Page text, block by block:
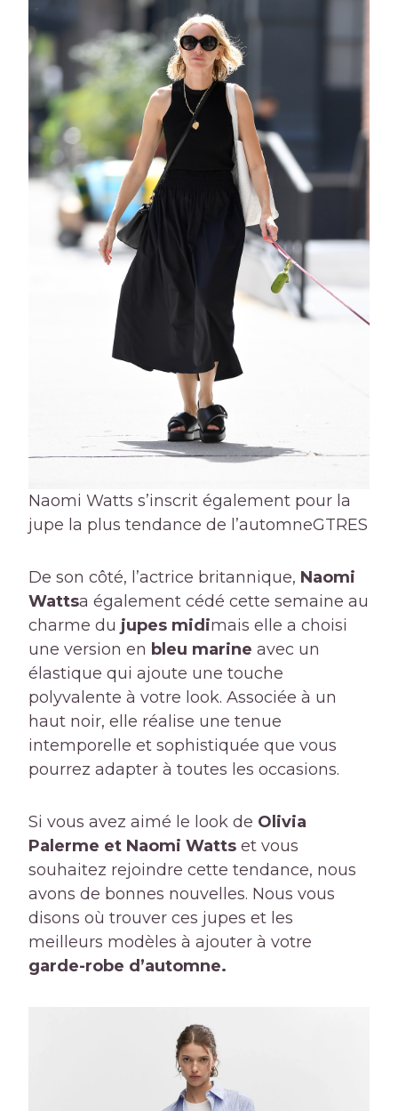
Naomi Watts s’inscrit également pour la
jupe la plus tendance de l’automneGTRES
De son côté, l’actrice britannique, Naomi
Wattsa également cédé cette semaine au
charme du jupes midimais elle a choisi
une version en bleu marine avec un
élastique qui ajoute une touche
polyvalente à votre look. Associée à un
haut noir, elle réalise une tenue
intemporelle et sophistiquée que vous
pourrez adapter à toutes les occasions.
Si vous avez aimé le look de Olivia
Palerme et Naomi Watts et vous
souhaitez rejoindre cette tendance, nous
avons de bonnes nouvelles. Nous vous
disons où trouver ces jupes et les
meilleurs modèles à ajouter à votre
garde-robe d’automne.